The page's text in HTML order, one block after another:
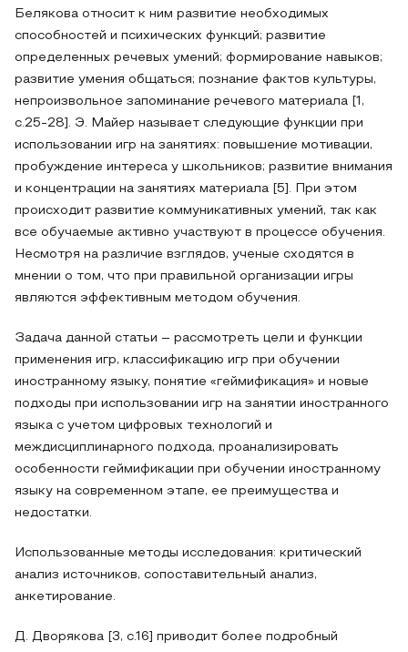
Белякова относит к ним развитие необходимых
способностей и психических функций; развитие
определенных речевых умений; формирование навыков;
развитие умения общаться; познание фактов культуры,
непроизвольное запоминание речевого материала [1,
с.25-28]. Э. Майер называет следующие функции при
использовании игр на занятиях: повышение мотивации,
пробуждение интереса у школьников; развитие внимания
и концентрации на занятиях материала [5]. При этом
происходит развитие коммуникативных умений, так как
все обучаемые активно участвуют в процессе обучения.
Несмотря на различие взглядов, ученые сходятся в
мнении о том, что при правильной организации игры
являются эффективным методом обучения.
Задача данной статьи – рассмотреть цели и функции
применения игр, классификацию игр при обучении
иностранному языку, понятие «геймификация» и новые
подходы при использовании игр на занятии иностранного
языка с учетом цифровых технологий и
междисциплинарного подхода, проанализировать
особенности геймификации при обучении иностранному
языку на современном этапе, ее преимущества и
недостатки.
Использованные методы исследования: критический
анализ источников, сопоставительный анализ,
анкетирование.
Д. Дворякова [3, с.16] приводит более подробный